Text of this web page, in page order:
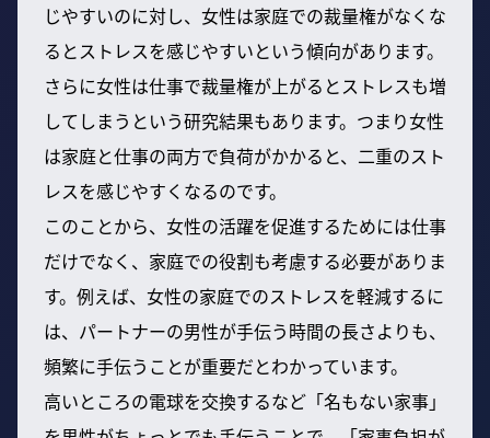
じやすいのに対し、女性は家庭での裁量権がなくな
るとストレスを感じやすいという傾向があります。
さらに女性は仕事で裁量権が上がるとストレスも増
してしまうという研究結果もあります。つまり女性
は家庭と仕事の両方で負荷がかかると、二重のスト
レスを感じやすくなるのです。
このことから、女性の活躍を促進するためには仕事
だけでなく、家庭での役割も考慮する必要がありま
す。例えば、女性の家庭でのストレスを軽減するに
は、パートナーの男性が手伝う時間の長さよりも、
頻繁に手伝うことが重要だとわかっています。
高いところの電球を交換するなど「名もない家事」